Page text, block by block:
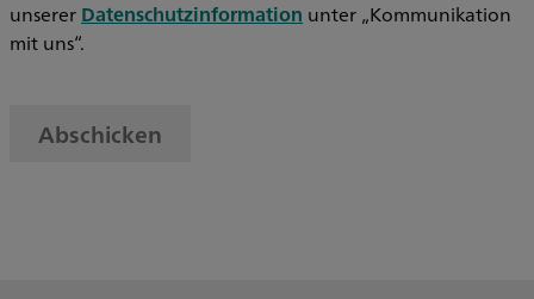
unserer Datenschutzinformation unter „Kommunikation
mit uns“.
Abschicken